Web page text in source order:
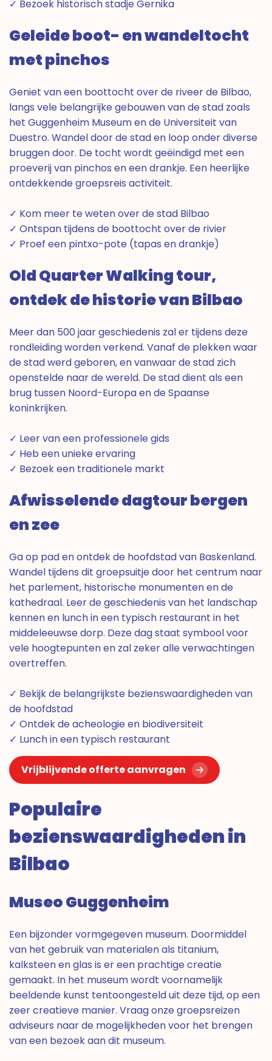
✓ Bezoek historisch stadje Gernika
Geleide boot- en wandeltocht
met pinchos
Geniet van een boottocht over de riveer de Bilbao,
langs vele belangrijke gebouwen van de stad zoals
het Guggenheim Museum en de Universiteit van
Duestro. Wandel door de stad en loop onder diverse
bruggen door. De tocht wordt geëindigd met een
proeverij van pinchos en een drankje. Een heerlijke
ontdekkende groepsreis activiteit.
✓ Kom meer te weten over de stad Bilbao
✓ Ontspan tijdens de boottocht over de rivier
✓ Proef een pintxo-pote (tapas en drankje)
Old Quarter Walking tour,
ontdek de historie van Bilbao
Meer dan 500 jaar geschiedenis zal er tijdens deze
rondleiding worden verkend. Vanaf de plekken waar
de stad werd geboren, en vanwaar de stad zich
openstelde naar de wereld. De stad dient als een
brug tussen Noord-Europa en de Spaanse
koninkrijken.
✓ Leer van een professionele gids
✓ Heb een unieke ervaring
✓ Bezoek een traditionele markt
Afwisselende dagtour bergen
en zee
Ga op pad en ontdek de hoofdstad van Baskenland.
Wandel tijdens dit groepsuitje door het centrum naar
het parlement, historische monumenten en de
kathedraal. Leer de geschiedenis van het landschap
kennen en lunch in een typisch restaurant in het
middeleeuwse dorp. Deze dag staat symbool voor
vele hoogtepunten en zal zeker alle verwachtingen
overtreffen.
✓ Bekijk de belangrijkste bezienswaardigheden van
de hoofdstad
✓ Ontdek de acheologie en biodiversiteit
✓ Lunch in een typisch restaurant
Vrijblijvende offerte aanvragen
Populaire
bezienswaardigheden in
Bilbao
Museo Guggenheim
Een bijzonder vormgegeven museum. Doormiddel
van het gebruik van materialen als titanium,
kalksteen en glas is er een prachtige creatie
gemaakt. In het museum wordt voornamelijk
beeldende kunst tentoongesteld uit deze tijd, op een
zeer creatieve manier. Vraag onze groepsreizen
adviseurs naar de mogelijkheden voor het brengen
van een bezoek aan dit museum.